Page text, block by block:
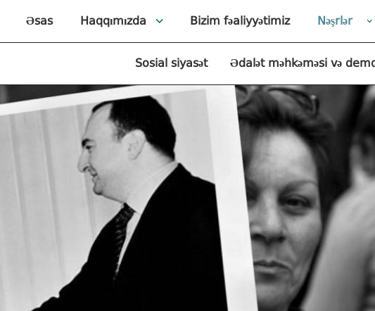
Əsas Haqqımızda Bizim fəaliyyətimiz Nəşrlər
Sosial siyasət Ədalət məhkəməsi və